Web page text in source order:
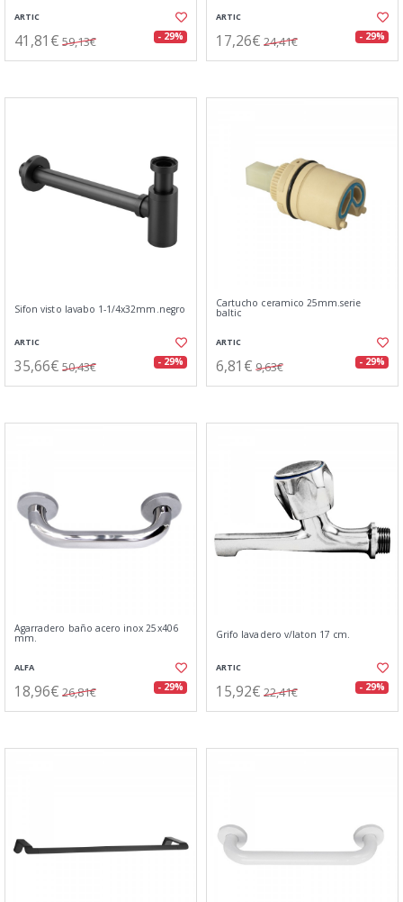
ARTIC
41,81€ 59,13€ - 29%
ARTIC
17,26€ 24,41€ - 29%
Sifon visto lavabo 1-1/4x32mm.negro
ARTIC
35,66€ 50,43€ - 29%
Cartucho ceramico 25mm.serie
baltic
ARTIC
6,81€ 9,63€ - 29%
Agarradero baño acero inox 25x406
mm.
ALFA
18,96€ 26,81€ - 29%
Grifo lavadero v/laton 17 cm.
ARTIC
15,92€ 22,41€ - 29%